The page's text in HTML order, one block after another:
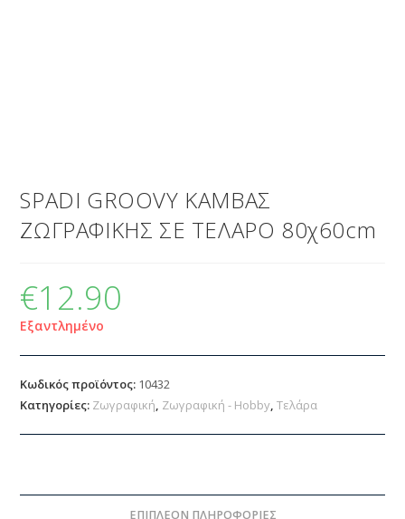
SPADI GROOVY ΚΑΜΒΑΣ
ΖΩΓΡΑΦΙΚΗΣ ΣΕ ΤΕΛΑΡΟ 80χ60cm
€12.90
Εξαντλημένο
Κωδικός προϊόντος: 10432
Κατηγορίες: Ζωγραφική, Ζωγραφική - Hobby,Τελάρα
ΕΠΙΠΛΈΟΝ ΠΛΗΡΟΦΟΡΊΕΣ